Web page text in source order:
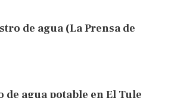
de agua (La Prensa de
agua potable en El Tule